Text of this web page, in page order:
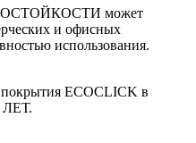
может
и офисных
использования.
ECOCLICK в
ЛЕТ.